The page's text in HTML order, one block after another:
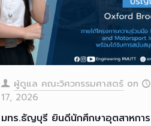
ผู้ดูแล คณะวิศวกรรมศาสตร์ on
17, 2026
มทร.ธัญบุรี ยินดีนักศึกษาอุตสาหกา